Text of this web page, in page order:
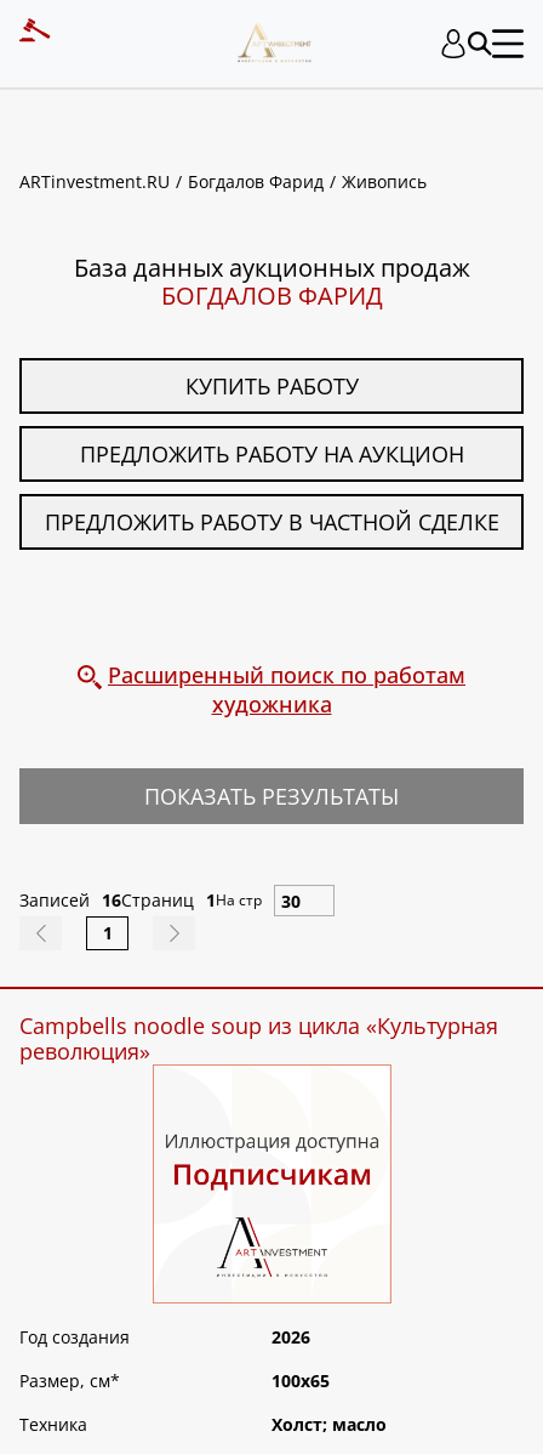
ARTinvestment.RU Богдалов Фарид Живопись
База данных аукционных продаж
БОГДАЛОВ ФАРИД
КУПИТЬ РАБОТУ
ПРЕДЛОЖИТЬ РАБОТУ НА АУКЦИОН
ПРЕДЛОЖИТЬ РАБОТУ В ЧАСТНОЙ СДЕЛКЕ
Расширенный поиск по работам
художника
ПОКАЗАТЬ РЕЗУЛЬТАТЫ
Записей 16Страниц 1На стр
1
Campbells noodle soup из цикла «Культурная
революция»
Год создания
2026
Размер, см*
100х65
Техника
Холст; масло